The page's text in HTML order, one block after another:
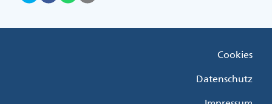
Cookies
Datenschutz